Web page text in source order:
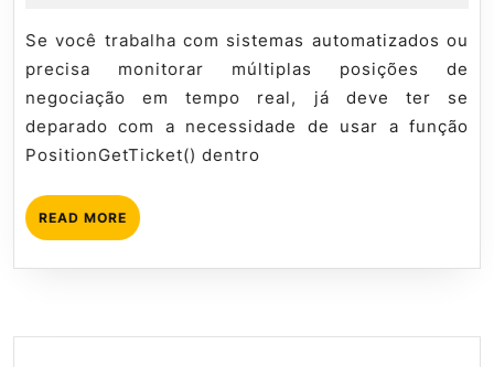
em
Loops
2026
tutorial
Se você trabalha com sistemas automatizados ou
precisa monitorar múltiplas posições de
negociação em tempo real, já deve ter se
deparado com a necessidade de usar a função
PositionGetTicket() dentro
READ MORE READ
MORE